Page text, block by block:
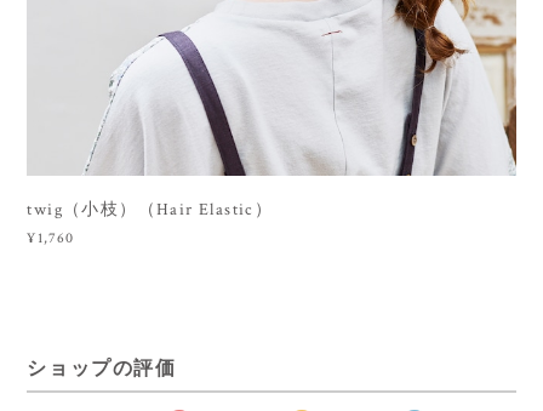
twig（小枝）（Hair Elastic）
¥1,760
ショップの評価